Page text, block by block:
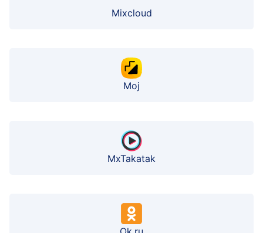
Mixcloud
Moj
MxTakatak